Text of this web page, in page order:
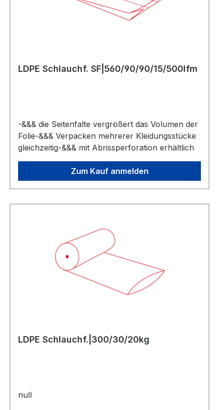
LDPE Schlauchf. SF|560/90/90/15/500lfm
-&&& die Seitenfalte vergrößert das Volumen der
Folie-&&& Verpacken mehrerer Kleidungsstücke
gleichzeitig-&&& mit Abrissperforation erhältlich
Zum Kauf anmelden
LDPE Schlauchf.|300/30/20kg
null